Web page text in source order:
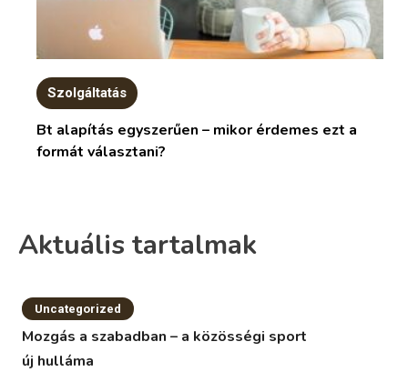
Szolgáltatás
Bt alapítás egyszerűen – mikor érdemes ezt a
formát választani?
Aktuális tartalmak
Uncategorized
Mozgás a szabadban – a közösségi sport
új hulláma